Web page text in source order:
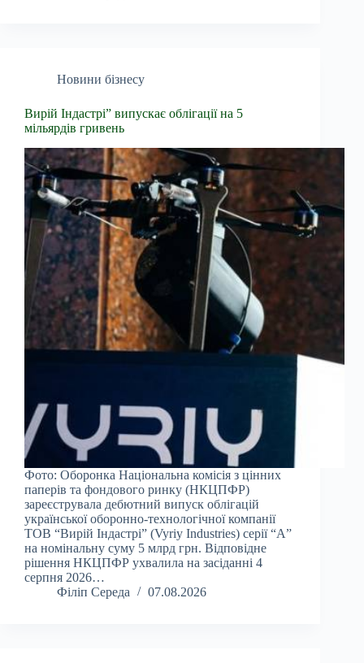
Новини бізнесу
Вирій Індастрі” випускає облігації на 5
мільярдів гривень
Фото: Оборонка Національна комісія з цінних
паперів та фондового ринку (НКЦПФР)
зареєструвала дебютний випуск облігацій
української оборонно-технологічної компанії
ТОВ “Вирій Індастрі” (Vyriy Industries) серії “А”
на номінальну суму 5 млрд грн. Відповідне
рішення НКЦПФР ухвалила на засіданні 4
серпня 2026…
Філіп Середа
07.08.2026